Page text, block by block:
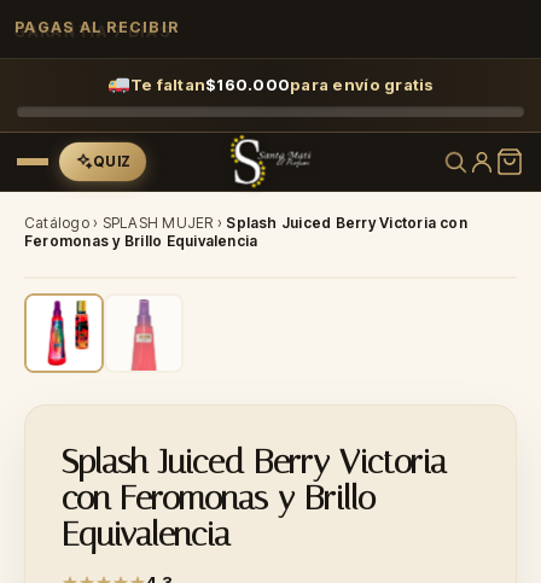
PAGAS AL RECIBIR
GARANTÍA 7 DÍAS
Te faltan$160.000para envío gratis
QUIZ
Catálogo› SPLASH MUJER › Splash Juiced Berry Victoria con
Feromonas y Brillo Equivalencia
-32%
Splash Juiced Berry Victoria
con Feromonas y Brillo
Equivalencia